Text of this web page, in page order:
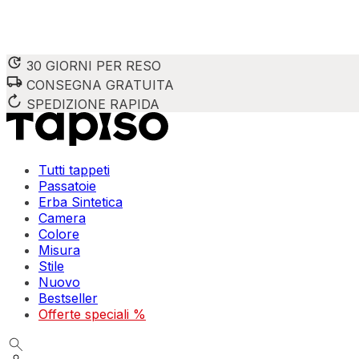
30 GIORNI PER RESO
CONSEGNA GRATUITA
SPEDIZIONE RAPIDA
Tutti tappeti
Passatoie
Erba Sintetica
Camera
Colore
Misura
Stile
Nuovo
Bestseller
Offerte speciali %